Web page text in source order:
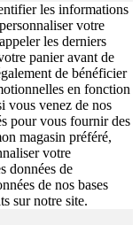
les informations
votre
les derniers
panier avant de
de bénéficier
en fonction
vous venez de nos
pour vous fournir des
magasin préféré,
votre
données de
de nos bases
sur notre site.